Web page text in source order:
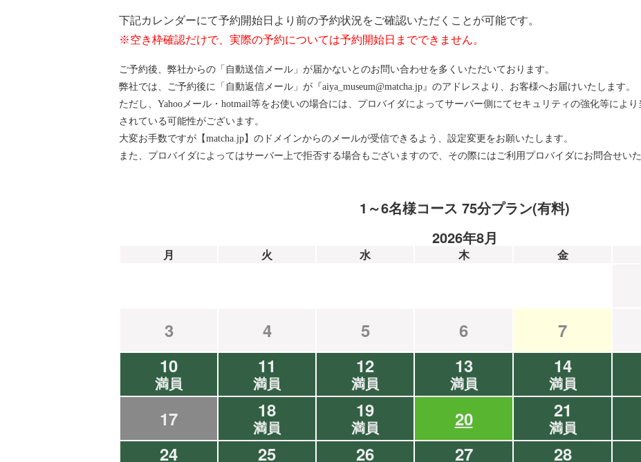
下記カレンダーにて予約開始日より前の予約状況をご確認いただくことが可能です。
※空き枠確認だけで、実際の予約については予約開始日までできません。
ご予約後、弊社からの「自動送信メール」が届かないとのお問い合わせを多くいただいております。
弊社では、ご予約後に「自動返信メール」が『aiya_museum@matcha.jp』のアドレスより、お客様へお届けいたします。
ただし、Yahooメール・hotmail等をお使いの場合には、プロバイダによってサーバー側にてセキュリティの強化等によ
されている可能性がございます。
大変お手数ですが【matcha.jp】のドメインからのメールが受信できるよう、設定変更をお願いたします。
また、プロバイダによってはサーバー上で拒否する場合もございますので、その際にはご利用プロバイダにお問合せい
1～6名様コース 75分プラン(有料)
2026年8月
月 火 水 木 金
3
4 5 6 7
10
満員
11
満員
12
満員
13
満員
14
満員
17 18
満員
19
満員 20 21
満員
24 25 26 27 28